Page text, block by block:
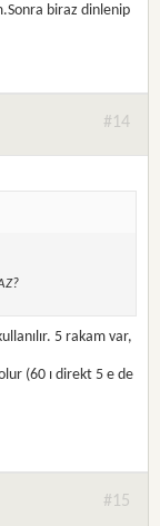
biraz dinlenip
#14
5 rakam var,
(60 ı direkt 5 e de
#15